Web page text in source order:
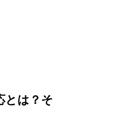
とは？そ